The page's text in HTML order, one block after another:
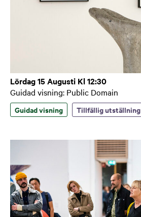
Lördag 15 Augusti Kl 12:30
Guidad visning: Public Domain
Guidad visning Tillfällig utställning